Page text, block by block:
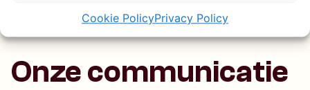
Cookie PolicyPrivacy Policy
Onze communicatie